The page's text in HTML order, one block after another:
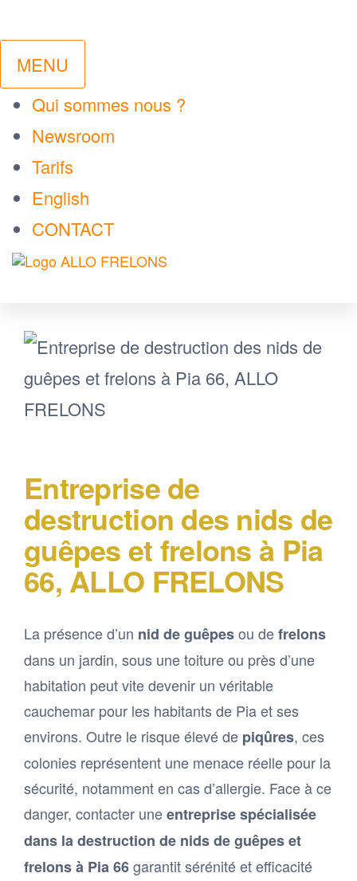
MENU
Qui sommes nous ?
Newsroom
Tarifs
English
CONTACT
Passer
contenu
Entreprise de
destruction des nids de
guêpes et frelons à Pia
66, ALLO FRELONS
La présence d’un nid de guêpesou defrelons
dans un jardin, sous une toiture ou près d’une
habitation peut vite devenir un véritable
cauchemar pour les habitants de Pia et ses
environs. Outre le risque élevé de piqûres, ces
colonies représentent une menace réelle pour la
sécurité, notamment en cas d’allergie. Face à ce
danger, contacter uneentreprise spécialisée
dans la destruction de nids de guêpes et
frelons à Pia 66garantit sérénité et efficacité